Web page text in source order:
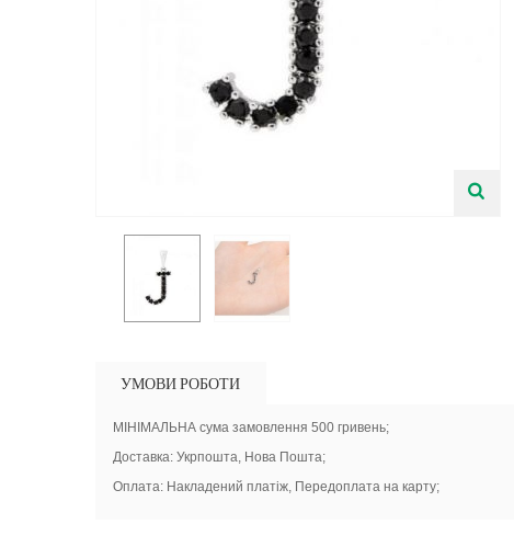
УМОВИ РОБОТИ
МІНІМАЛЬНА сума замовлення 500 гривень;
Доставка: Укрпошта, Нова Пошта;
Оплата: Накладений платіж, Передоплата на карту;